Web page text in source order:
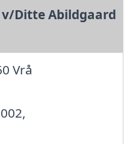
Ditte Abildgaard
Vrå